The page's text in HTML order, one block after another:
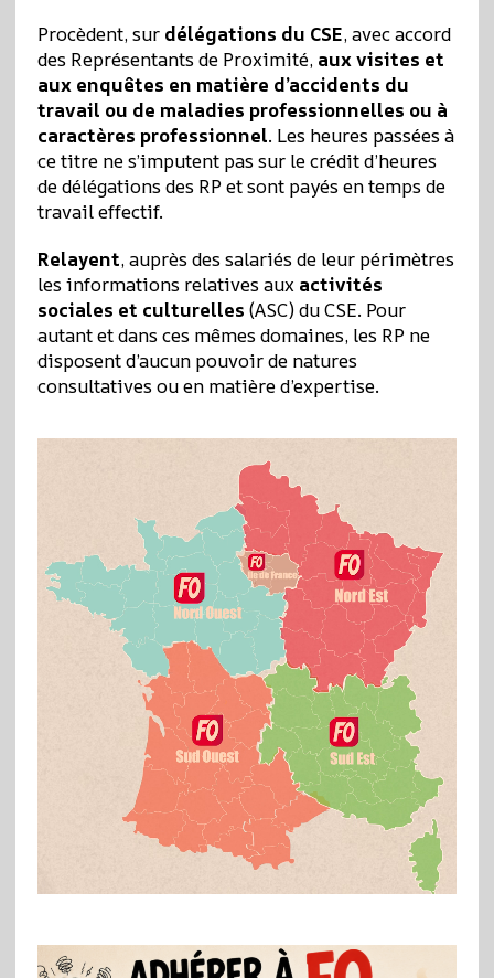
Procèdent, sur délégations du CSE, avec accord
des Représentants de Proximité, aux visites et
aux enquêtes en matière d’accidents du
travail ou de maladies professionnelles ou à
caractères professionnel. Les heures passées à
ce titre ne s’imputent pas sur le crédit d’heures
de délégations des RP et sont payés en temps de
travail effectif.
Relayent, auprès des salariés de leur périmètres
les informations relatives aux activités
sociales et culturelles (ASC) du CSE. Pour
autant et dans ces mêmes domaines, les RP ne
disposent d’aucun pouvoir de natures
consultatives ou en matière d’expertise.